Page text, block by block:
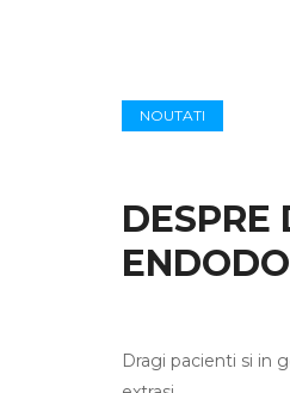
NOUTATI
DESPRE
Dragi pacienti si in